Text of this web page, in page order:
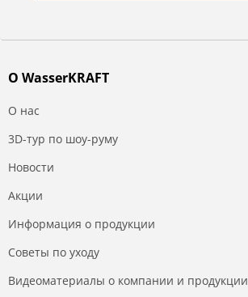
О WasserKRAFT
О нас
3D-тур по шоу-руму
Новости
Акции
Информация о продукции
Советы по уходу
Видеоматериалы о компании и продукции